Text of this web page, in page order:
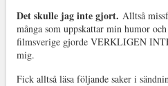
Det skulle jag inte gjort. Alltså
många som uppskattar min humor
filmsverige gjorde VERKLIGEN
mig.
Fick alltså läsa följande saker i